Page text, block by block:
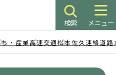
検索 メニュー
ち・産業高速交通松本佐久連絡道